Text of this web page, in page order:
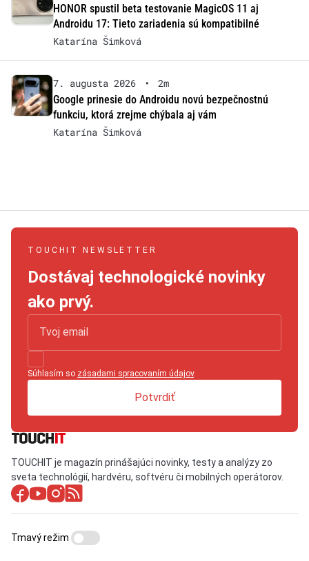
HONOR spustil beta testovanie MagicOS 11 aj
Androidu 17: Tieto zariadenia sú kompatibilné
Katarína Šimková
7. augusta 2026 •
2m
Google prinesie do Androidu novú bezpečnostnú
funkciu, ktorá zrejme chýbala aj vám
Katarína Šimková
TOUCHIT NEWSLETTER
Dostávaj technologické novinky
ako prvý.
Súhlasím so zásadami spracovaním údajov.
Potvrdiť
TOUCHIT je magazín prinášajúci novinky, testy a analýzy zo
sveta technológií, hardvéru, softvéru či mobilných operátorov.
Tmavý režim